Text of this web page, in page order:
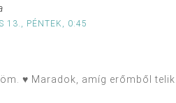
13., PÉNTEK, 0:45
♥ Maradok, amíg erőmből